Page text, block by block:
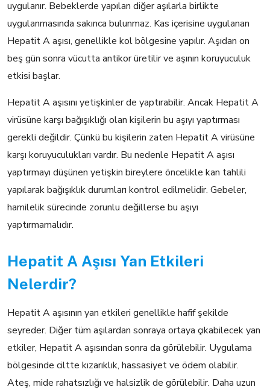
uygulanır. Bebeklerde yapılan diğer aşılarla birlikte
uygulanmasında sakınca bulunmaz. Kas içerisine uygulanan
Hepatit A aşısı, genellikle kol bölgesine yapılır. Aşıdan on
beş gün sonra vücutta antikor üretilir ve aşının koruyuculuk
etkisi başlar.
Hepatit A aşısını yetişkinler de yaptırabilir. Ancak Hepatit A
virüsüne karşı bağışıklığı olan kişilerin bu aşıyı yaptırması
gerekli değildir. Çünkü bu kişilerin zaten Hepatit A virüsüne
karşı koruyuculukları vardır. Bu nedenle Hepatit A aşısı
yaptırmayı düşünen yetişkin bireylere öncelikle kan tahlili
yapılarak bağışıklık durumları kontrol edilmelidir. Gebeler,
hamilelik sürecinde zorunlu değillerse bu aşıyı
yaptırmamalıdır.
Hepatit A Aşısı Yan Etkileri
Nelerdir?
Hepatit A aşısının yan etkileri genellikle hafif şekilde
seyreder. Diğer tüm aşılardan sonraya ortaya çıkabilecek yan
etkiler, Hepatit A aşısından sonra da görülebilir. Uygulama
bölgesinde ciltte kızarıklık, hassasiyet ve ödem olabilir.
Ateş, mide rahatsızlığı ve halsizlik de görülebilir. Daha uzun